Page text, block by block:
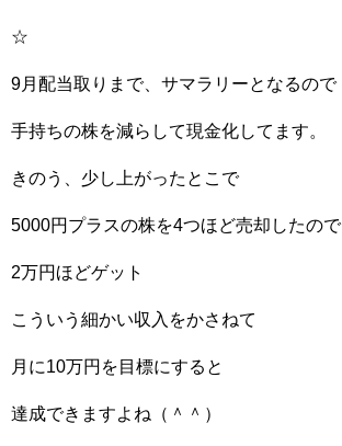
☆
9月配当取りまで、サマラリーとなるので
手持ちの株を減らして現金化してます。
きのう、少し上がったとこで
5000円プラスの株を4つほど売却したので
2万円ほどゲット
こういう細かい収入をかさねて
月に10万円を目標にすると
達成できますよね（＾＾）